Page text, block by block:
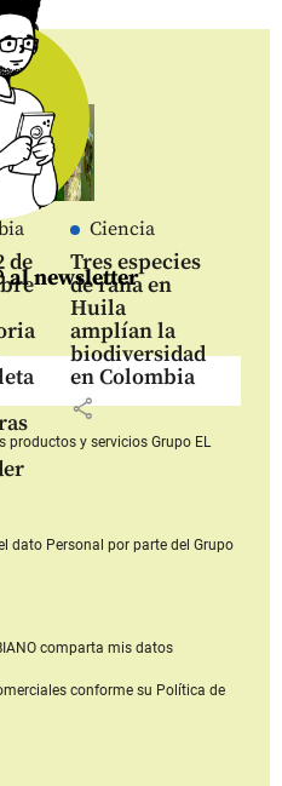
de
Ciencia
Tres especies
de rana en
Huila
amplían la
biodiversidad
en Colombia
share
al newsletter
productos y serviciosGrupo EL
dato Personal por parte del Grupo
comparta mis datos
conforme su Política de